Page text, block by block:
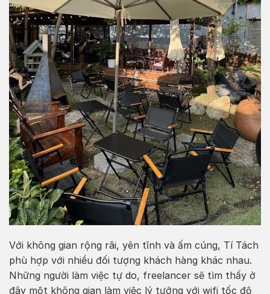
Với không gian rộng rãi, yên tĩnh và ấm cúng, Tí Tách
phù hợp với nhiều đối tượng khách hàng khác nhau.
Những người làm việc tự do, freelancer sẽ tìm thấy ở
đây một không gian làm việc lý tưởng với wifi tốc độ